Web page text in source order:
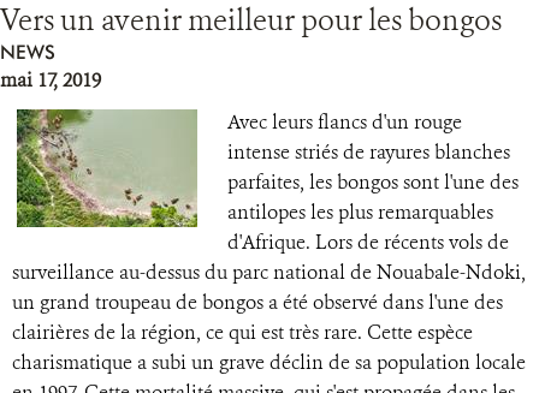
Vers un avenir meilleur pour les bongos
NEWS
mai 17, 2019
Avec leurs flancs d'un rouge
intense striés de rayures blanches
parfaites, les bongos sont l'une des
antilopes les plus remarquables
d'Afrique. Lors de récents vols de
surveillance au-dessus du parc national de Nouabale-Ndoki,
un grand troupeau de bongos a été observé dans l'une des
clairières de la région, ce qui est très rare. Cette espèce
charismatique a subi un grave déclin de sa population locale